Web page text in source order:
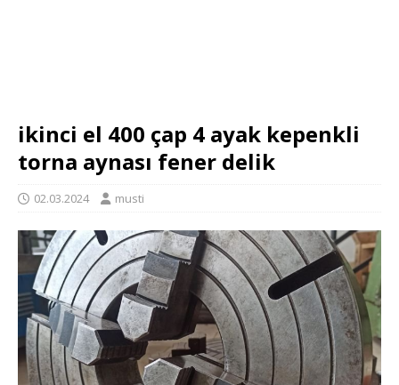
ikinci el 400 çap 4 ayak kepenkli
torna aynası fener delik
02.03.2024 musti